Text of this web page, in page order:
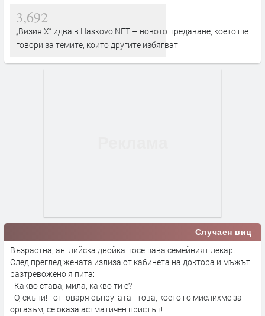
3,692
„Визия Х“ идва в Haskovo.NET – новото предаване, което ще
говори за темите, които другите избягват
Случаен виц
Възрастна, английска двойка посещава семейният лекар.
След преглед жената излиза от кабинета на доктора и мъжът
разтревожено я пита:
- Какво става, мила, какво ти е?
- О, скъпи! - отговаря съпругата - това, което го мислихме за
оргазъм, се оказа астматичен пристъп!